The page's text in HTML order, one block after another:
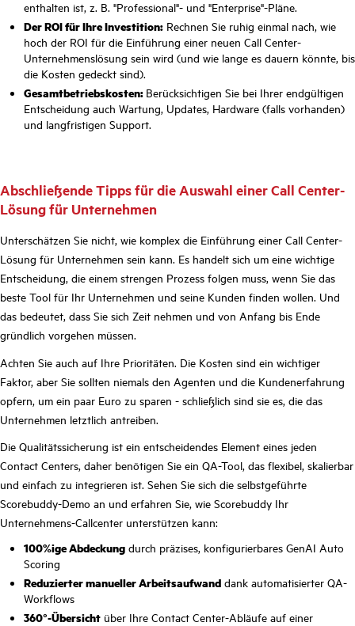
enthalten ist, z. B. "Professional"- und "Enterprise"-Pläne.
Der ROI für Ihre Investition: Rechnen Sie ruhig einmal nach, wie
hoch der ROI für die Einführung einer neuen Call Center-
Unternehmenslösung sein wird (und wie lange es dauern könnte, bis
die Kosten gedeckt sind).
Gesamtbetriebskosten: Berücksichtigen Sie bei Ihrer endgültigen
Entscheidung auch Wartung, Updates, Hardware (falls vorhanden)
und langfristigen Support.
Abschließende Tipps für die Auswahl einer Call Center-
Lösung für Unternehmen
Unterschätzen Sie nicht, wie komplex die Einführung einer Call Center-
Lösung für Unternehmen sein kann. Es handelt sich um eine wichtige
Entscheidung, die einem strengen Prozess folgen muss, wenn Sie das
beste Tool für Ihr Unternehmen und seine Kunden finden wollen. Und
das bedeutet, dass Sie sich Zeit nehmen und von Anfang bis Ende
gründlich vorgehen müssen.
Achten Sie auch auf Ihre Prioritäten. Die Kosten sind ein wichtiger
Faktor, aber Sie sollten niemals den Agenten und die Kundenerfahrung
opfern, um ein paar Euro zu sparen - schließlich sind sie es, die das
Unternehmen letztlich antreiben.
Die Qualitätssicherung ist ein entscheidendes Element eines jeden
Contact Centers, daher benötigen Sie ein QA-Tool, das flexibel, skalierbar
und einfach zu integrieren ist. Sehen Sie sich die selbstgeführte
Scorebuddy-Demo an und erfahren Sie, wie Scorebuddy Ihr
Unternehmens-Callcenter unterstützen kann:
100%ige Abdeckung durch präzises, konfigurierbares GenAI Auto
Scoring
Reduzierter manueller Arbeitsaufwand dank automatisierter QA-
Workflows
360°-Übersicht über Ihre Contact Center-Abläufe auf einer